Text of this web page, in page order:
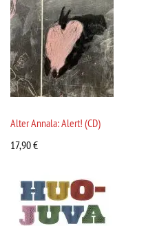
Alter Annala: Alert! (CD)
17,90€